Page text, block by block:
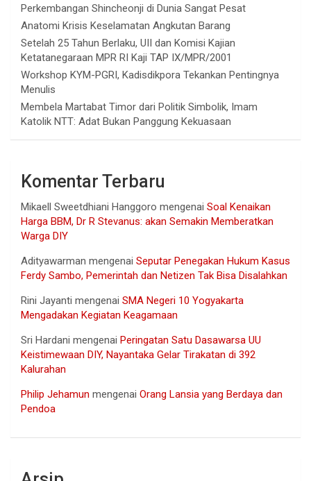
Perkembangan Shincheonji di Dunia Sangat Pesat
Anatomi Krisis Keselamatan Angkutan Barang
Setelah 25 Tahun Berlaku, UII dan Komisi Kajian
Ketatanegaraan MPR RI Kaji TAP IX/MPR/2001
Workshop KYM-PGRI, Kadisdikpora Tekankan Pentingnya
Menulis
Membela Martabat Timor dari Politik Simbolik, Imam
Katolik NTT: Adat Bukan Panggung Kekuasaan
Komentar Terbaru
Mikaell Sweetdhiani Hanggoro mengenai Soal Kenaikan
Harga BBM, Dr R Stevanus: akan Semakin Memberatkan
Warga DIY
Adityawarman mengenai Seputar Penegakan Hukum Kasus
Ferdy Sambo, Pemerintah dan Netizen Tak Bisa Disalahkan
Rini Jayanti mengenai SMA Negeri 10 Yogyakarta
Mengadakan Kegiatan Keagamaan
Sri Hardani mengenai Peringatan Satu Dasawarsa UU
Keistimewaan DIY, Nayantaka Gelar Tirakatan di 392
Kalurahan
Philip Jehamun mengenai Orang Lansia yang Berdaya dan
Pendoa